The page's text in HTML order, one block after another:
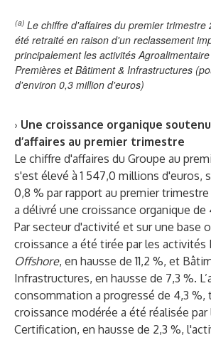
(a) Le chiffre d'affaires du premier trimestre
été retraité en raison d'un reclassement
principalement les activités
Premières et Bâtiment & Infrastructures
d'environ 0,3 million d'euros)
› Une croissance organique
d’affaires au premier trimestre
Le chiffre d'affaires du Groupe au
s'est élevé à 1 547,0 millions d'euros,
0,8 % par rapport au premier
a délivré une croissance organique de
Par secteur d'activité et sur une base
croissance a été tirée par les activités
Offshore, en hausse de 11,2 %, et
Infrastructures, en hausse de 7,3 %.
consommation a progressé de 4,3 %,
croissance modérée a été réalisée
Certification, en hausse de 2,3 %,